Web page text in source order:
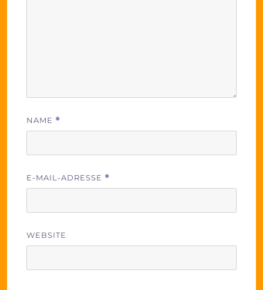
NAME *
E-MAIL-ADRESSE *
WEBSITE